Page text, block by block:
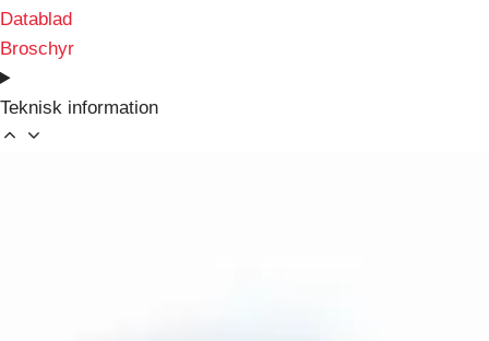
Datablad
Broschyr
Teknisk information